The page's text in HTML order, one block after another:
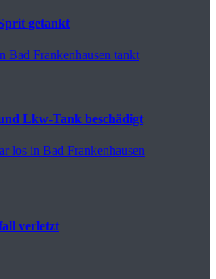
getankt
Bad Frankenhausen tankt
Lkw-Tank beschädigt
los in Bad Frankenhausen
verletzt